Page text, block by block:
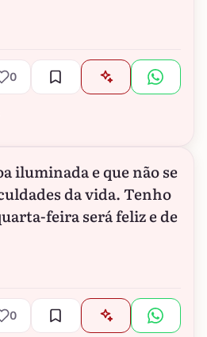
0
iluminada e que não se
da vida. Tenho
feira será feliz e de
0